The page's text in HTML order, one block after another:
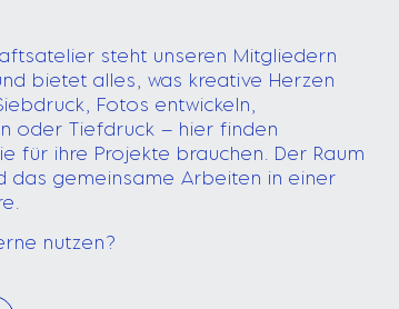
steht unseren Mitgliedern
bietet alles, was kreative Herzen
Fotos entwickeln,
oder Tiefdruck – hier finden
für ihre Projekte brauchen. Der Raum
das gemeinsame Arbeiten in einer
nutzen?